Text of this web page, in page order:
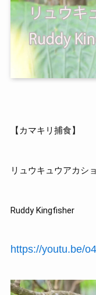
【カマキリ捕食】
リュウキュウアカシ
Ruddy Kingfisher
https://youtu.be/